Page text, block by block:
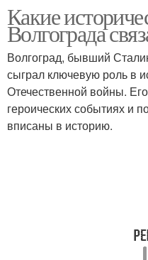
Какие
Волгограда
Волгоград, бывший
сыграл ключевую роль в
Отечественной войны.
героических событиях и
вписаны в историю.